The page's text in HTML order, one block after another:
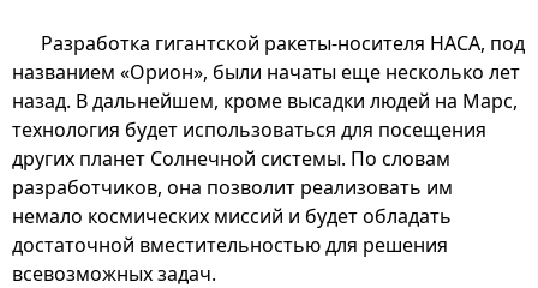
Разработка гигантской ракеты-носителя НАСА, под
названием «Орион», были начаты еще несколько лет
назад. В дальнейшем, кроме высадки людей на Марс,
технология будет использоваться для посещения
других планет Солнечной системы. По словам
разработчиков, она позволит реализовать им
немало космических миссий и будет обладать
достаточной вместительностью для решения
всевозможных задач.